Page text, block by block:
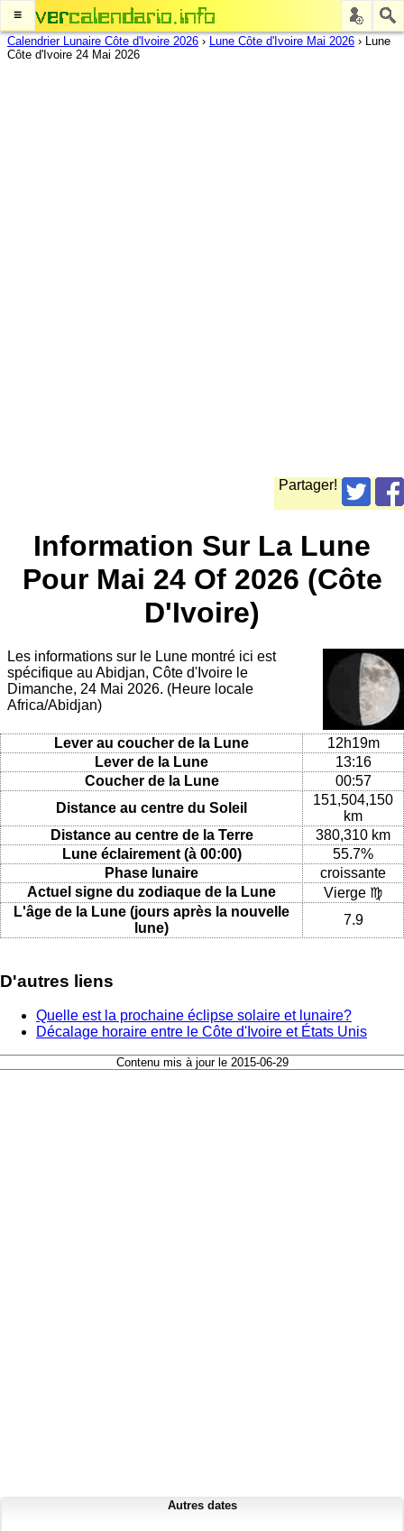
≡
Calendrier Lunaire Côte d'Ivoire 2026 › Lune Côte d'Ivoire Mai 2026 › Lune
Côte d'Ivoire 24 Mai 2026
Partager!
Information Sur La Lune
Pour Mai 24 Of 2026 (Côte
D'Ivoire)
Les informations sur le Lune montré ici est
spécifique au Abidjan, Côte d'Ivoire le
Dimanche, 24 Mai 2026. (Heure locale
Africa/Abidjan)
Lever au coucher de la Lune
12h19m
Lever de la Lune
13:16
Coucher de la Lune
00:57
Distance au centre du Soleil
151,504,150
km
Distance au centre de la Terre
380,310 km
Lune éclairement (à 00:00)
55.7%
Phase lunaire
croissante
Actuel signe du zodiaque de la Lune
Vierge ♍
L'âge de la Lune (jours après la nouvelle
lune)
7.9
D'autres liens
Quelle est la prochaine éclipse solaire et lunaire?
Décalage horaire entre le Côte d'Ivoire et États Unis
Contenu mis à jour le 2015-06-29
Autres dates